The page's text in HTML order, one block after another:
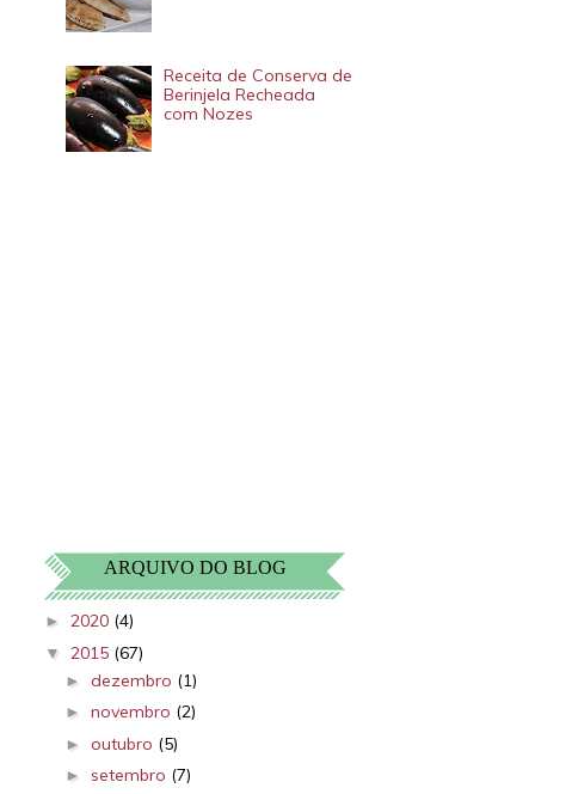
Receita de Conserva de
Berinjela Recheada
com Nozes
ARQUIVO DO BLOG
► 2020 (4)
▼ 2015 (67)
► dezembro (1)
► novembro (2)
► outubro (5)
► setembro (7)